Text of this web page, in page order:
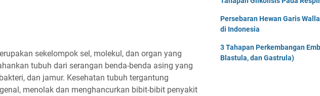
sekelompok sel, molekul, dan organ yang
tubuh dari serangan benda-benda asing yang
dan jamur. Kesehatan tubuh tergantung
menolak dan menghancurkan bibit-bibit penyakit
Persebaran Hewan Garis
di Indonesia
3 Tahapan Perkembangan
Blastula, dan Gastrula)